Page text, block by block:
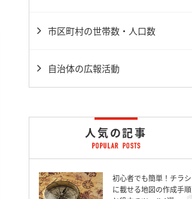
市区町村の世帯数・人口数
自治体の広報活動
人気の記事
初心者でも簡単！チラシ
に載せる地図の作成手順